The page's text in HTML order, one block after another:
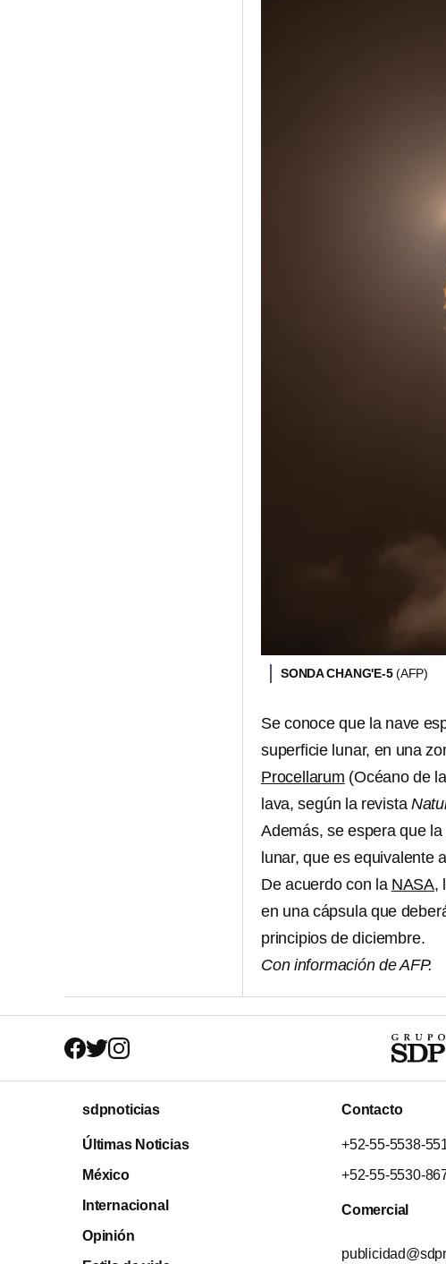
SONDA CHANG'E-5(AFP)
Se conoce que la nave
superficie lunar, en una
Procellarum (Océano de
lava, según la revista
Además, se espera que la
lunar, que es equivalente
De acuerdo con la NASA,
en una cápsula que
principios de diciembre.
Con información de AFP.
sdpnoticias
Últimas Noticias
México
Internacional
Opinión
Contacto
+52-55-5538-
+52-55-5530-
Comercial